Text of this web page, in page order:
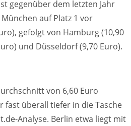
gegenüber dem letzten Jahr
auf Platz 1 vor
gefolgt von Hamburg (10,90
und Düsseldorf (9,70 Euro).
von 6,60 Euro
fast überall tiefer in die Tasche
Analyse. Berlin etwa liegt mit